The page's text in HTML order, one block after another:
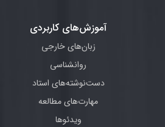
آموزش‌های کاربردی
زبان‌های خارجی
روانشناسی
دست‌نوشته‌های استاد
مهارت‌های مطالعه
ویدئوها